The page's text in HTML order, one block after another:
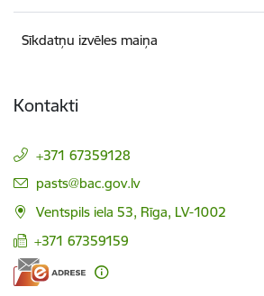
Sīkdatņu izvēles maiņa
Kontakti
+371 67359128
E-pasts:
pasts@bac.gov.lv
Ventspils iela 53, Rīga, LV-1002
+371 67359159